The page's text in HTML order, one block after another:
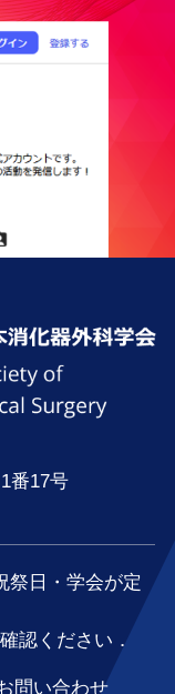
番17号
祭日・学会が定
認ください．
問い合わせ